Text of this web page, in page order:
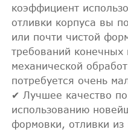
коэффициент
отливки корпуса вы
или почти чистой
требований конечных
механической
потребуется очень
✔ Лучшее качество
использованию
формовки, отливки из